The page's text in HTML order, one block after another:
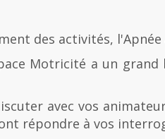
des activités,
Motricité a un
avec vos
répondre à vos